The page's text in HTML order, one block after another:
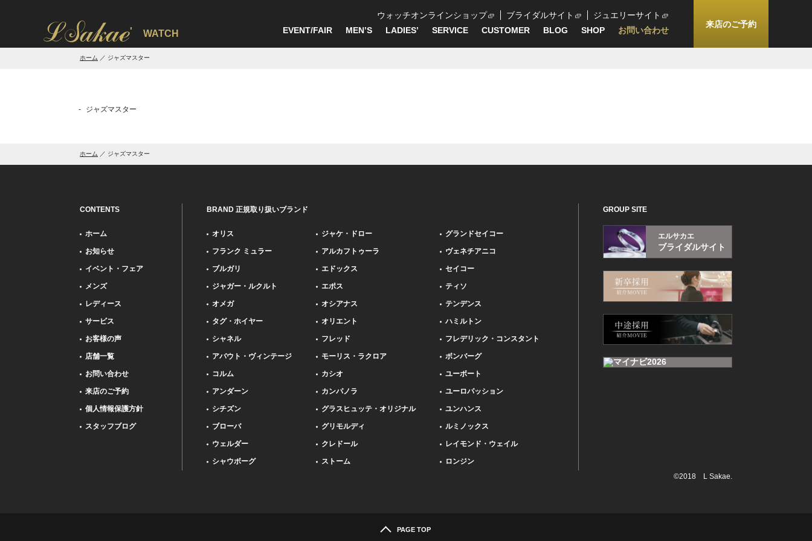
' WATCH
ウォッチオンラインショップ ブライダルサイト
ジュエリーサイト
EVENT/FAIR
MEN’S LADIES’ SERVICE CUSTOMER BLOG SHOP お問い合わせ
来店のご予約
ホーム ジャズマスター
ジャズマスター
ホーム ジャズマスター
CONTENTS
ホーム
お知らせ
イベント・フェア
メンズ
レディース
サービス
お客様の声
店舗一覧
お問い合わせ
来店のご予約
個人情報保護方針
スタッフブログ
BRAND 正規取り扱いブランド
オリス
フランク ミュラー
ブルガリ
ジャガー・ルクルト
オメガ
タグ・ホイヤー
シャネル
アバウト・ヴィンテージ
コルム
アンダーン
シチズン
ブローバ
ウェルダー
シャウボーグ
ジャケ・ドロー
アルカフトゥーラ
エドックス
エポス
オシアナス
オリエント
フレッド
モーリス・ラクロア
カシオ
カンパノラ
グラスヒュッテ・オリジナル
グリモルディ
クレドール
ストーム
グランドセイコー
ヴェネチアニコ
セイコー
ティソ
テンデンス
ハミルトン
フレデリック・コンスタント
ボンバーグ
ユーボート
ユーロパッション
ユンハンス
ルミノックス
レイモンド・ウェイル
ロンジン
GROUP SITE
エルサカエ
ブライダルサイト
©2018 L Sakae.
PAGE TOP